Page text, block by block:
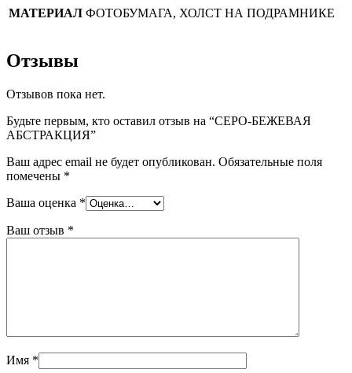
МАТЕРИАЛ ФОТОБУМАГА, ХОЛСТ НА ПОДРАМНИКЕ
Отзывы
Отзывов пока нет.
Будьте первым, кто оставил отзыв на “СЕРО-БЕЖЕВАЯ
АБСТРАКЦИЯ”
Ваш адрес email не будет опубликован. Обязательные поля
помечены *
Ваша оценка *
Ваш отзыв *
Имя *